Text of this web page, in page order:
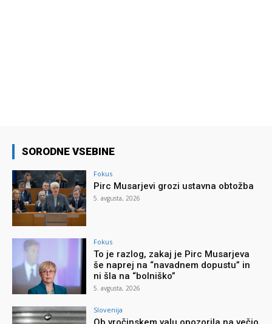
SORODNE VSEBINE
Fokus
Pirc Musarjevi grozi ustavna obtožba
5. avgusta, 2026
Fokus
To je razlog, zakaj je Pirc Musarjeva
še naprej na “navadnem dopustu” in
ni šla na “bolniško”
5. avgusta, 2026
Slovenija